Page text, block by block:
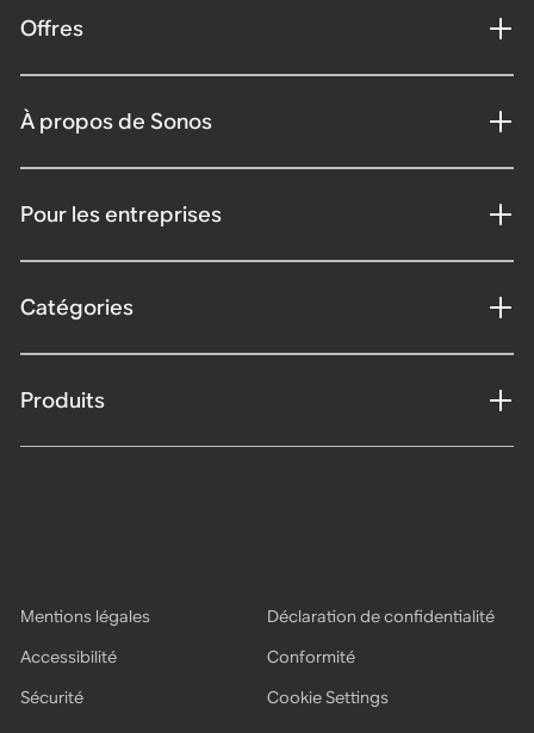
Offres
À propos de Sonos
Pour les entreprises
Catégories
Produits
Mentions légales
Déclaration de confidentialité
Accessibilité
Conformité
Sécurité
Cookie Settings